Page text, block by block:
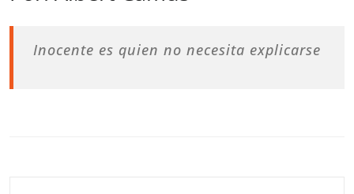
Inocente es quien no necesita explicarse